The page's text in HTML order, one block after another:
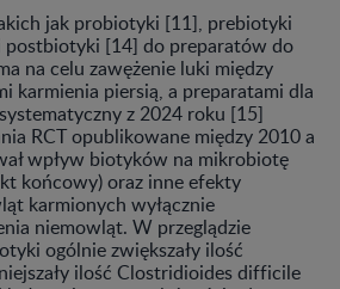
jak probiotyki [11], prebiotyki
[14] do preparatów do
na celu zawężenie luki między
karmienia piersią, a preparatami dla
z 2024 roku [15]
RCT opublikowane między 2010 a
wpływ biotyków na mikrobiotę
końcowy) oraz inne efekty
karmionych wyłącznie
niemowląt. W przeglądzie
ogólnie zwiększały ilość
ilość Clostridioides difficile